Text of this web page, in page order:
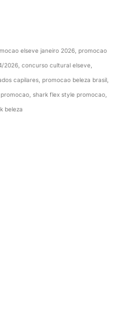
elseve janeiro 2026, promocao
2026, concurso cultural elseve,
capilares, promocao beleza brasil,
shark flex style promocao,
beleza